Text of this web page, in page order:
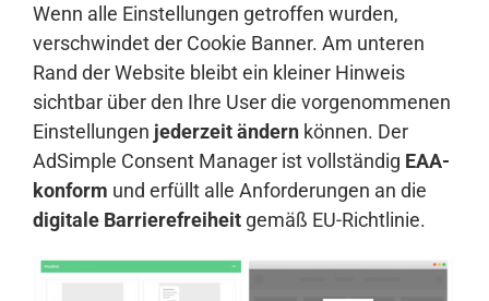
Wenn alle Einstellungen getroffen wurden,
verschwindet der Cookie Banner. Am unteren
Rand der Website bleibt ein kleiner Hinweis
sichtbar über den Ihre User die vorgenommenen
Einstellungen jederzeit ändern können. Der
AdSimple Consent Manager ist vollständig EAA-
konform und erfüllt alle Anforderungen an die
digitale Barrierefreiheit gemäß EU-Richtlinie.